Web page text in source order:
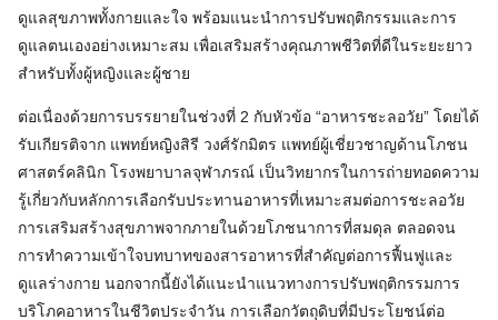
ดูแลสุขภาพทั้งกายและใจ พร้อมแนะนำการปรับพฤติกรรมและการ
ดูแลตนเองอย่างเหมาะสม เพื่อเสริมสร้างคุณภาพชีวิตที่ดีในระยะยาว
สำหรับทั้งผู้หญิงและผู้ชาย
ต่อเนื่องด้วยการบรรยายในช่วงที่ 2 กับหัวข้อ “อาหารชะลอวัย” โดยได้
รับเกียรติจาก แพทย์หญิงสิรี วงศ์รักมิตร แพทย์ผู้เชี่ยวชาญด้านโภชน
ศาสตร์คลินิก โรงพยาบาลจุฬาภรณ์ เป็นวิทยากรในการถ่ายทอดความ
รู้เกี่ยวกับหลักการเลือกรับประทานอาหารที่เหมาะสมต่อการชะลอวัย
การเสริมสร้างสุขภาพจากภายในด้วยโภชนาการที่สมดุล ตลอดจน
การทำความเข้าใจบทบาทของสารอาหารที่สำคัญต่อการฟื้นฟูและ
ดูแลร่างกาย นอกจากนี้ยังได้แนะนำแนวทางการปรับพฤติกรรมการ
บริโภคอาหารในชีวิตประจำวัน การเลือกวัตถุดิบที่มีประโยชน์ต่อ